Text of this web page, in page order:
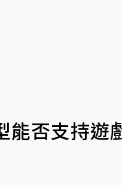
能否支持遊